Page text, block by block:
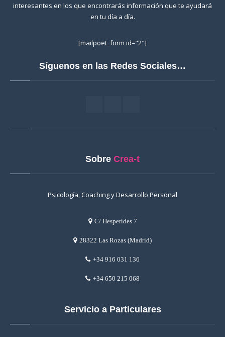
interesantes en los que encontrarás información que te ayudará
en tu día a día.
[mailpoet_form id="2"]
Síguenos en las Redes Sociales…
Sobre Crea-t
Psicología, Coaching y Desarrollo Personal
C/ Hesperídes 7
28322 Las Rozas (Madrid)
+34 916 031 136
+34 650 215 068
Servicio a Particulares